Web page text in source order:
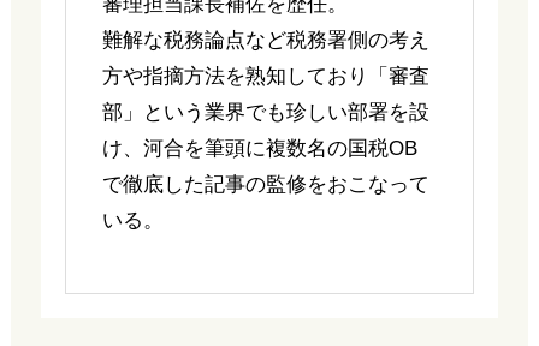
難解な税務論点など税務署側の考え
方や指摘方法を熟知しており「審査
部」という業界でも珍しい部署を設
け、河合を筆頭に複数名の国税OB
で徹底した記事の監修をおこなって
いる。